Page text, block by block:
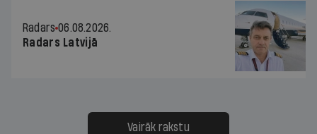
Radars 06.08.2026.
Radars Latvijā
Vairāk rakstu